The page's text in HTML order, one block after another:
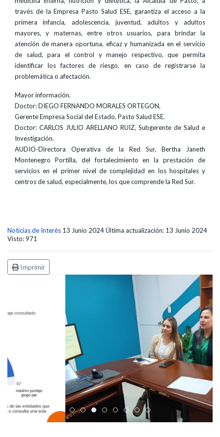
través de la Empresa Pasto Salud ESE, garantiza el acceso a la
primera infancia, adolescencia, juventud, adultos y adultos
mayores, y maternas, entre otros usuarios, para brindar la
atención de manera oportuna, eficaz y humanizada en el servicio
de salud, para el control y manejo respectivo, que permita
identificar los factores de riesgo, en caso de registrarse la
problemática o afectación.
Mayor información.
Doctor: DIEGO FERNANDO MORALES ORTEGON,
Gerente Empresa Social del Estado, Pasto Salud ESE.
Doctor: CARLOS JULIO ARELLANO RUIZ, Subgerente de Salud e
Investigación.
AUDIO-Directora Operativa de la Red Sur, Bertha Janeth
Montenegro Portilla, del fortalecimiento en la prestación de
servicios en el primer nivel de complejidad en los hospitales y
centros de salud, especialmente, los que comprende la Red Sur.
Noticias de Interés 13 Junio 2024Última actualización: 13 Junio 2024
Visto: 971
Imprimir
Edicto Emplazatorio a los Afiliados en el Régimen
Pasto Salud ESE lidera gestión institucional
Pasto Salud E.S.E. capacita a sus equipos
Último día para inscripciones en
Viceministro garantiza
Mil pesos que salvan vidas:
Cápsula 18-26 - Reporte
Cápsula 17-26 -